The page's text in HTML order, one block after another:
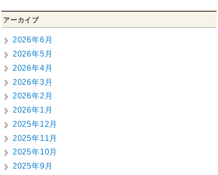
アーカイブ
2026年6月
2026年5月
2026年4月
2026年3月
2026年2月
2026年1月
2025年12月
2025年11月
2025年10月
2025年9月